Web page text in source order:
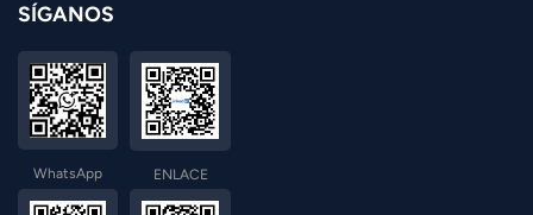
SÍGANOS
WhatsApp ENLACE